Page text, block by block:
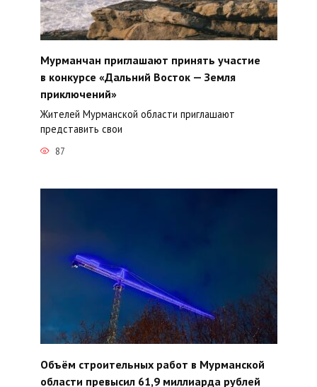
Мурманчан приглашают принять участие
в конкурсе «Дальний Восток — Земля
приключений»
Жителей Мурманской области приглашают
представить свои
87
Объём строительных работ в Мурманской
области превысил 61,9 миллиарда рублей